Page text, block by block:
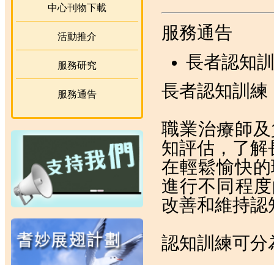
中心刊物下載
活動推介
服務研究
服務通告
服務通告
長者認知
長者認知訓練
職業治療師
知評估，了
在輕鬆愉快
進行不同程
改善和維持
認知訓練可分